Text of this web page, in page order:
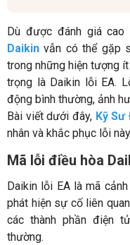
Dù được đánh giá
Daikin vẫn có thể gặp
trong những hiện tượng
trọng là Daikin lỗi EA.
động bình thường, ảnh
Bài viết dưới đây, Kỹ
nhân và khắc phục lỗi
Mã lỗi điều hòa
Daikin lỗi EA là mã
phát hiện sự cố liên
các thành phần điện
thường.